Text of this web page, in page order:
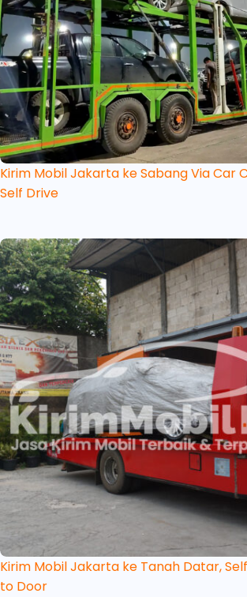
Kirim Mobil Jakarta ke Sabang Via Car
Self Drive
Kirim Mobil Jakarta ke Tanah Datar,
to Door